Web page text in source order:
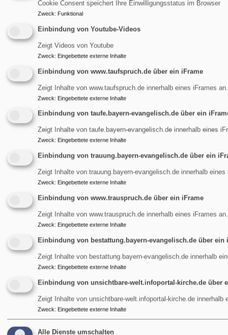
Lebensbegleitung
Service
Kontakt Team
Unsichtbare Welt
Spenden
Cookie Consent speichert Ihre Einwilligungsstatus im Browser
Zweck: Funktional
Einbindung von Youtube-Videos
Zeigt Videos von Youtube
Zweck: Eingebettete externe Inhalte
Einbindung von www.taufspruch.de über ein iFrame
Zeigt Inhalte von www.taufspruch.de innerhalb eines iFrames an.
Zweck: Eingebettete externe Inhalte
Einbindung von taufe.bayern-evangelisch.de über ein
Zeigt Inhalte von taufe.bayern-evangelisch.de innerhalb eines
Zweck: Eingebettete externe Inhalte
Einbindung von trauung.bayern-evangelisch.de über ein
Zeigt Inhalte von trauung.bayern-evangelisch.de innerhalb eines
Zweck: Eingebettete externe Inhalte
Einbindung von www.trauspruch.de über ein iFrame
Zeigt Inhalte von www.trauspruch.de innerhalb eines iFrames an.
Zweck: Eingebettete externe Inhalte
Einbindung von bestattung.bayern-evangelisch.de über ein
Zeigt Inhalte von bestattung.bayern-evangelisch.de innerhalb
Zweck: Eingebettete externe Inhalte
Einbindung von unsichtbare-welt.infoportal-kirche.de über
Zeigt Inhalte von unsichtbare-welt.infoportal-kirche.de innerhalb
Zweck: Eingebettete externe Inhalte
Alle Dienste umschalten